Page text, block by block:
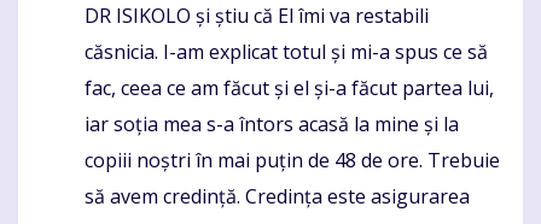
DR ISIKOLO și știu că El îmi va restabili
căsnicia. I-am explicat totul și mi-a spus ce să
fac, ceea ce am făcut și el și-a făcut partea lui,
iar soția mea s-a întors acasă la mine și la
copiii noștri în mai puțin de 48 de ore. Trebuie
să avem credință. Credința este asigurarea